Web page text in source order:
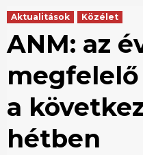
Aktualitások Közélet
ANM: az
a
hétben